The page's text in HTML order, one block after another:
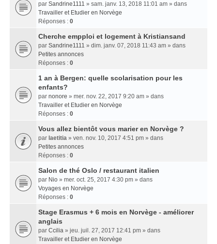
par Sandrine1111 » sam. janv. 13, 2018 11:01 am » dans
Travailler et Etudier en Norvège
Réponses : 0
Cherche empploi et logement à Kristiansand
par Sandrine1111 » dim. janv. 07, 2018 11:43 am » dans
Petites annonces
Réponses : 0
1 an à Bergen: quelle scolarisation pour les
enfants?
par nonore » mer. nov. 22, 2017 9:20 am » dans
Travailler et Etudier en Norvège
Réponses : 0
Vous allez bientôt vous marier en Norvège ?
par laetitia » ven. nov. 10, 2017 4:51 pm » dans
Petites annonces
Réponses : 0
Salon de thé Oslo / restaurant italien
par Nio » mer. oct. 25, 2017 4:30 pm » dans
Voyages en Norvège
Réponses : 0
Stage Erasmus + 6 mois en Norvège - améliorer
anglais
par Ccilia » jeu. juil. 27, 2017 12:41 pm » dans
Travailler et Etudier en Norvège